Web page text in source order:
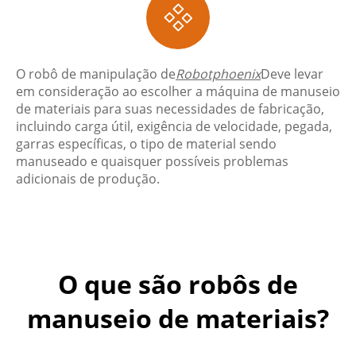

O robô de manipulação deRobotphoenixDeve levar
em consideração ao escolher a máquina de manuseio
de materiais para suas necessidades de fabricação,
incluindo carga útil, exigência de velocidade, pegada,
garras específicas, o tipo de material sendo
manuseado e quaisquer possíveis problemas
adicionais de produção.
O que são robôs de
manuseio de materiais?